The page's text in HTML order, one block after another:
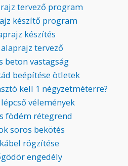
tervező program
készítő program
készítés
tervező
beton vastagság
beépítése ötletek
kell 1 négyzetméterre?
vélemények
födém rétegrend
soros bekötés
rögzítése
engedély